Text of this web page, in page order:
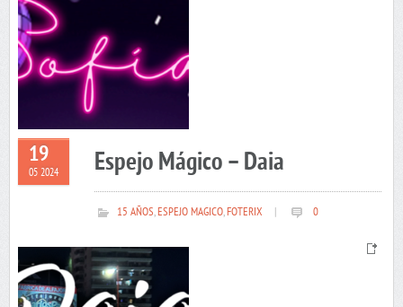
19
05 2024 Espejo Mágico – Daia
15 AÑOS,ESPEJO MAGICO,FOTERIX 0